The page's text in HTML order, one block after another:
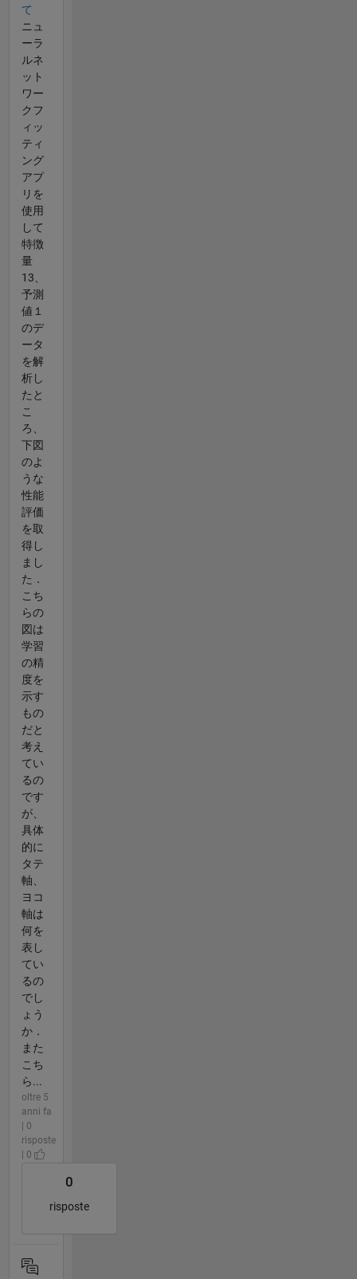
て
ニュ
ーラ
ルネ
ット
ワー
クフ
ィッ
ティ
ング
アプ
リを
使用
して
特徴
量
13、
予測
値１
のデ
ータ
を解
析し
たと
こ
ろ、
下図
のよ
うな
性能
評価
を取
得し
まし
た．
こち
らの
図は
学習
の精
度を
示す
もの
だと
考え
てい
るの
です
が、
具体
的に
タテ
軸、
ヨコ
軸は
何を
表し
てい
るの
でし
ょう
か．
また
こち
ら...
oltre 5
anni fa
| 0
risposte
| 0
0
risposte